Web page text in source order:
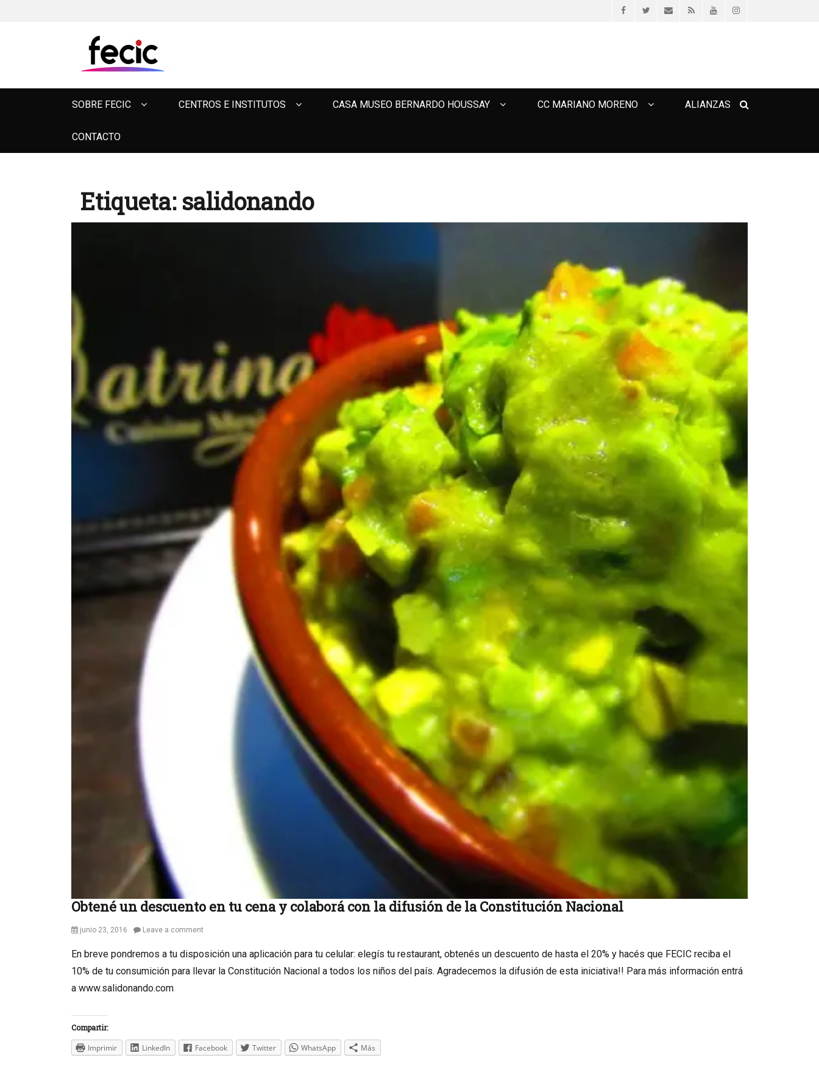
FacebookTwitterEmailFeed YouTubeInstagram
FECIC
Primary
SOBRE FECIC CENTROS E INSTITUTOS CASA MUSEO BERNARDO HOUSSAY CC MARIANO MORENO ALIANZAS
CONTACTO
Etiqueta: salidonando
Obtené un descuento en tu cena y colaborá con la difusión de la Constitución Nacional
Posted
junio 23, 2016 Leave a comment
En breve pondremos a tu disposición una aplicación para tu celular: elegís tu restaurant, obtenés un descuento de hasta el 20% y hacés que FECIC reciba el
10% de tu consumición para llevar la Constitución Nacional a todos los niños del país. Agradecemos la difusión de esta iniciativa!! Para más información entrá
a www.salidonando.com
Compartir:
Imprimir LinkedIn Facebook Twitter WhatsApp Más